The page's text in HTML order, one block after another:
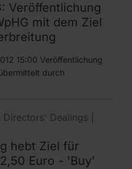
Veröffentlichung
mit dem Ziel
15:00 Veröffentlichung
durch
Dealings |
hebt Ziel für
Euro - 'Buy'